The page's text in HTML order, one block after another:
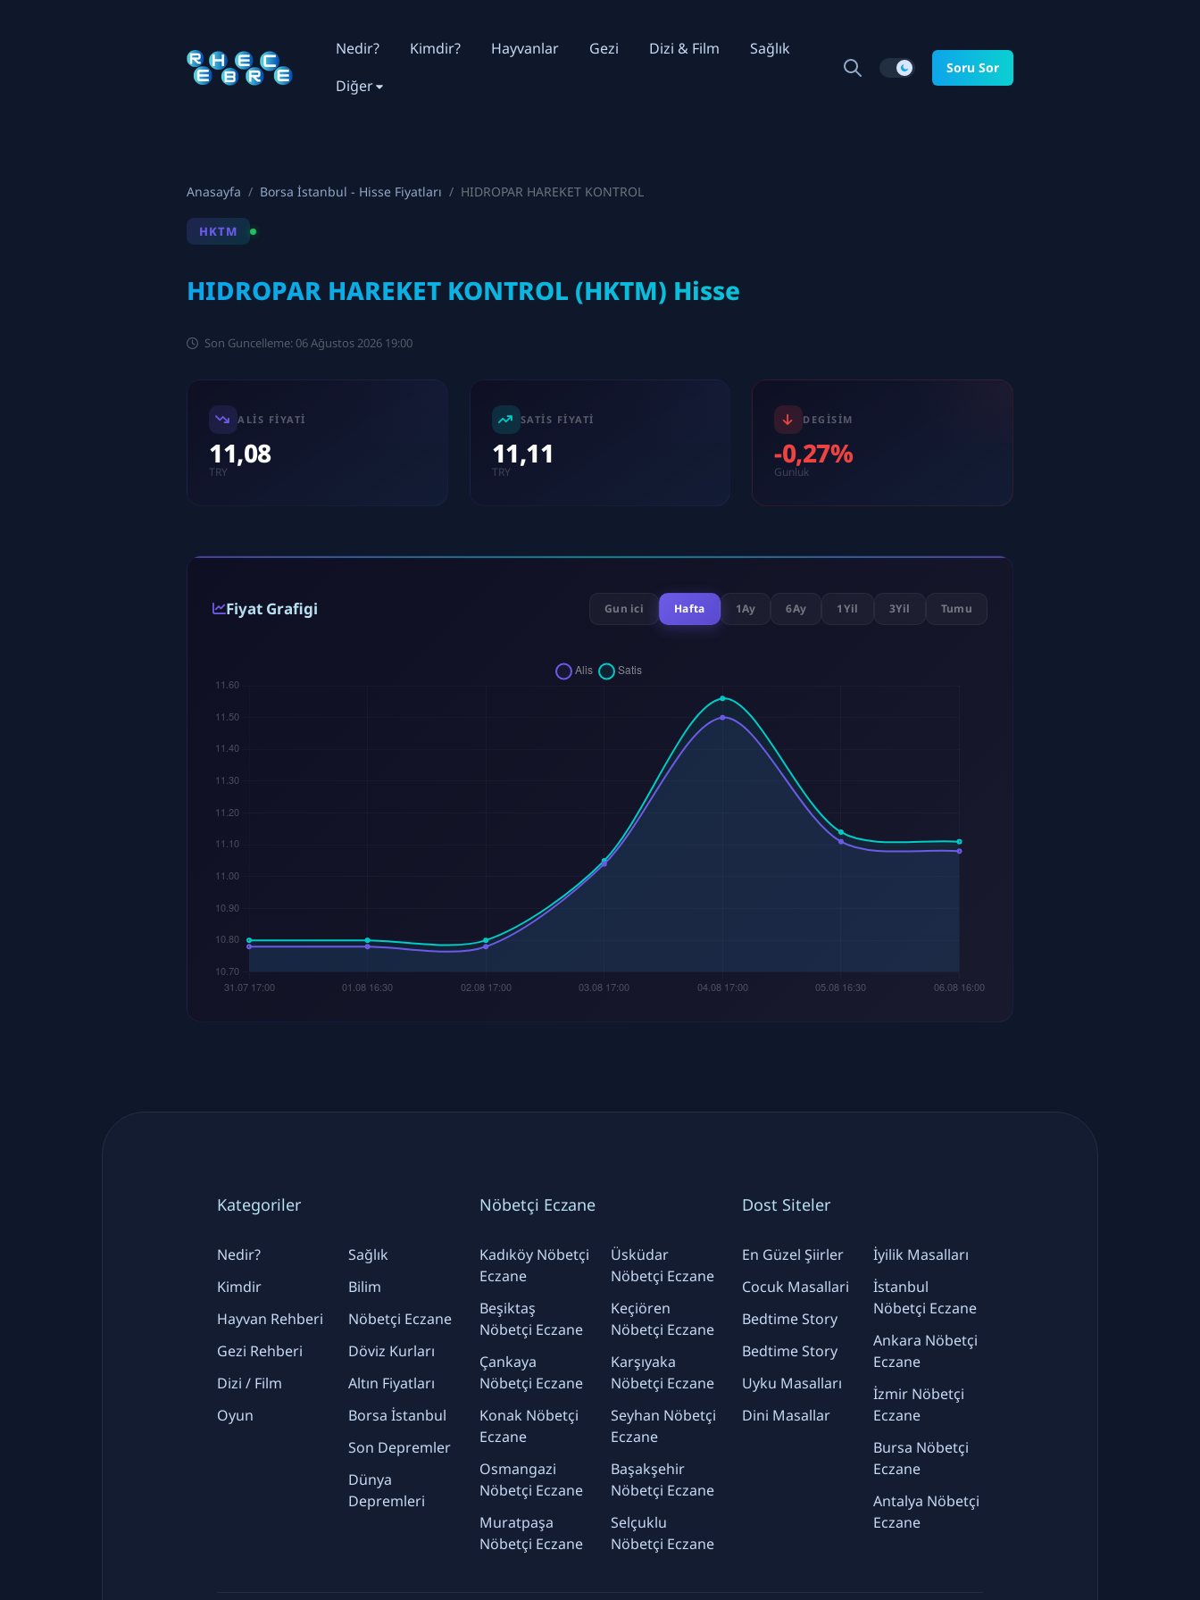
Nedir? Kimdir? Hayvanlar Gezi Dizi & Film
Sağlık
Diğer
Soru Sor
Anasayfa Borsa İstanbul - Hisse Fiyatları HIDROPAR HAREKET KONTROL
HKTM
HIDROPAR HAREKET KONTROL (HKTM) Hisse
Son Guncelleme: 06 Ağustos 2026 19:00
ALIS FIYATI
11,08
TRY
SATIS FIYATI
11,11
TRY
DEGISIM
-0,27%
Gunluk
Fiyat Grafigi Gun ici Hafta 1Ay 6Ay 1Yil 3Yil Tumu
Kategoriler
Nedir?
Kimdir
Hayvan Rehberi
Gezi Rehberi
Dizi / Film
Oyun
Sağlık
Bilim
Nöbetçi Eczane
Döviz Kurları
Altın Fiyatları
Borsa İstanbul
Son Depremler
Dünya
Depremleri
Nöbetçi Eczane
Kadıköy Nöbetçi
Eczane
Beşiktaş
Nöbetçi Eczane
Çankaya
Nöbetçi Eczane
Konak Nöbetçi
Eczane
Osmangazi
Nöbetçi Eczane
Muratpaşa
Nöbetçi Eczane
Üsküdar
Nöbetçi Eczane
Keçiören
Nöbetçi Eczane
Karşıyaka
Nöbetçi Eczane
Seyhan Nöbetçi
Eczane
Başakşehir
Nöbetçi Eczane
Selçuklu
Nöbetçi Eczane
Dost Siteler
En Güzel Şiirler
Cocuk Masallari
Bedtime Story
Bedtime Story
Uyku Masalları
Dini Masallar
İyilik Masalları
İstanbul
Nöbetçi Eczane
Ankara Nöbetçi
Eczane
İzmir Nöbetçi
Eczane
Bursa Nöbetçi
Eczane
Antalya Nöbetçi
Eczane